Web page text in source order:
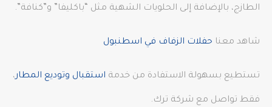
الطازج، بالإضافة إلى الحلويات الشهية مثل “باكليفا” و”كنافة”.
شاهد معنا حفلات الزفاف في اسطنبول
تستطيع بسهولة الاستفادة من خدمة استقبال وتوديع المطار،
فقط تواصل مع شركة ترك.